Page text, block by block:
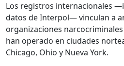
Los registros internacionales
datos de Interpol— vinculan a
organizaciones
han operado en ciudades
Chicago, Ohio y Nueva York.